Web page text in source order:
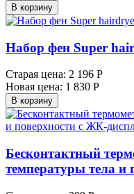
В корзину
Haбop фeн Super
Старая цена: 2 196 Р
Новая цена: 1 830 Р
В корзину
Бесконтактный
температуры тела и